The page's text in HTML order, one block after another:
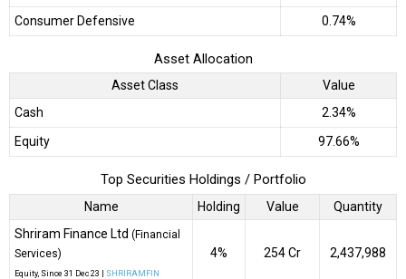
Consumer Defensive
0.74%
Asset Allocation
Asset Class
Value
Cash
2.34%
Equity
97.66%
Top Securities Holdings / Portfolio
Name Holding Value
Quantity
Shriram Finance Ltd (Financial
Services)
Equity , Since 31 Dec 23 | SHRIRAMFIN
4% ₹254 Cr 2,437,988